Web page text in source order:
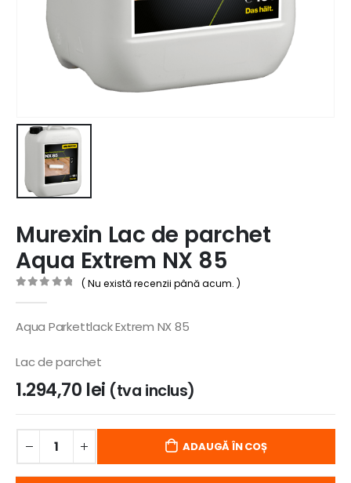
Murexin Lac de parchet
Aqua Extrem NX 85
( Nu există recenzii până acum. )
Aqua Parkettlack Extrem NX 85
Lac de parchet
1.294,70 lei (tva inclus)
ADAUGĂ ÎN COȘ